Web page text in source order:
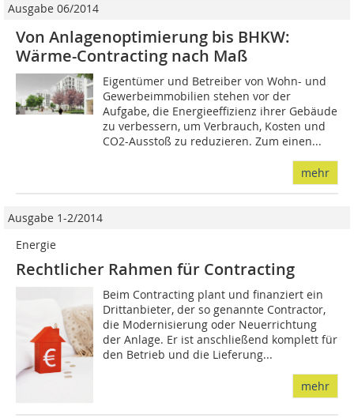
Ausgabe 06/2014
Von Anlagenoptimierung bis BHKW:
Wärme-Contracting nach Maß
Eigentümer und Betreiber von Wohn- und
Gewerbeimmobilien stehen vor der
Aufgabe, die Energieeffizienz ihrer Gebäude
zu verbessern, um Verbrauch, Kosten und
CO2-Ausstoß zu reduzieren. Zum einen...
mehr
Ausgabe 1-2/2014
Energie
Rechtlicher Rahmen für Contracting
Beim Contracting plant und finanziert ein
Drittanbieter, der so genannte Contractor,
die Modernisierung oder Neuerrichtung
der Anlage. Er ist anschließend komplett für
den Betrieb und die Lieferung...
mehr